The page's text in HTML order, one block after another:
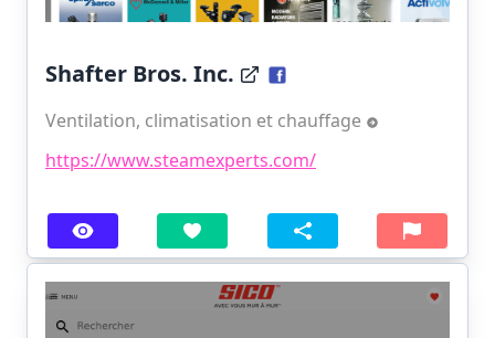
Shafter Bros. Inc.
Ventilation, climatisation et chauffage
https://www.steamexperts.com/